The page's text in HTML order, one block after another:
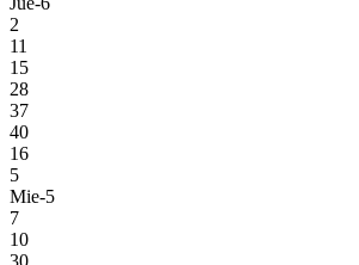
2
11
15
28
37
40
16
5
Mie-5
7
10
30